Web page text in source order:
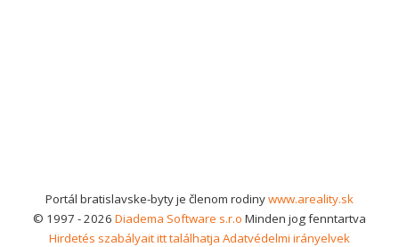
Portál bratislavske-byty je členom rodinywww.areality.sk
© 1997 - 2026 Diadema Software s.r.o Minden jog fenntartva
Hirdetés szabályait itt találhatja Adatvédelmi irányelvek